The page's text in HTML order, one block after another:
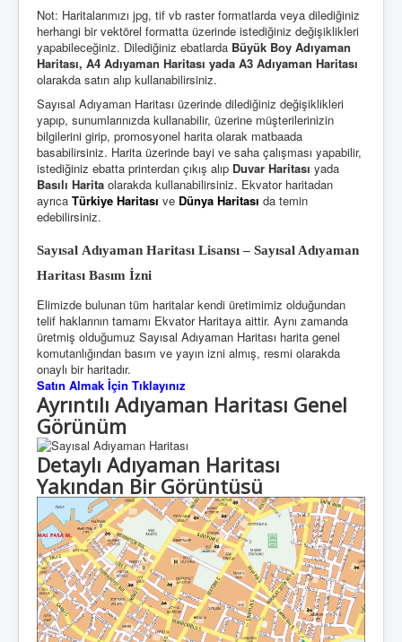
Not: Haritalarımızı jpg, tif vb raster formatlarda veya dilediğiniz
herhangi bir vektörel formatta üzerinde istediğiniz değişiklikleri
yapabileceğiniz. Dilediğiniz ebatlarda Büyük Boy Adıyaman
Haritası, A4 Adıyaman Haritası yada A3 Adıyaman Haritası
olarakda satın alıp kullanabilirsiniz.
Sayısal Adıyaman Haritası üzerinde dilediğiniz değişiklikleri
yapıp, sunumlarınızda kullanabilir, üzerine müşterilerinizin
bilgilerini girip, promosyonel harita olarak matbaada
basabilirsiniz. Harita üzerinde bayi ve saha çalışması yapabilir,
istediğiniz ebatta printerdan çıkış alıp Duvar Haritası yada
Basılı Harita olarakda kullanabilirsiniz. Ekvator haritadan
ayrıca Türkiye Haritası ve Dünya Haritası da temin
edebilirsiniz.
Sayısal Adıyaman Haritası Lisansı – Sayısal Adıyaman
Haritası Basım İzni
Elimizde bulunan tüm haritalar kendi üretimimiz olduğundan
telif haklarının tamamı Ekvator Haritaya aittir. Aynı zamanda
üretmiş olduğumuz Sayısal Adıyaman Haritası harita genel
komutanlığından basım ve yayın izni almış, resmi olarakda
onaylı bir haritadır.
Satın Almak İçin Tıklayınız
Ayrıntılı Adıyaman Haritası Genel
Görünüm
Detaylı Adıyaman Haritası
Yakından Bir Görüntüsü